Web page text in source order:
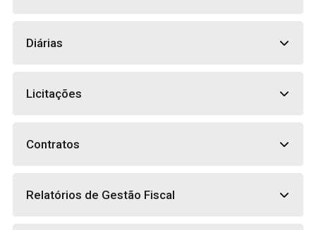
Diárias
Licitações
Contratos
Relatórios de Gestão Fiscal